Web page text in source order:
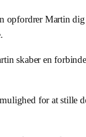
opfordrer Martin
skaber en
for at stille